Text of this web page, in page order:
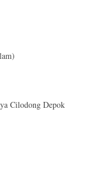
Cilodong Depok